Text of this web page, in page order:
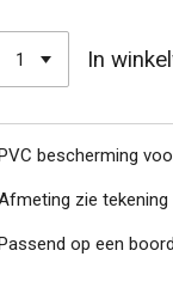
In
PVC bescherming
zie tekening
Passend op een